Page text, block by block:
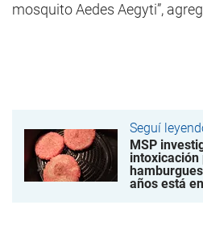
mosquito Aedes Aegyti”,
Seguí
MSP
intoxicación
años está